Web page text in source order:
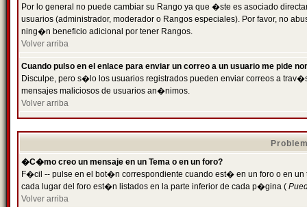
Por lo general no puede cambiar su Rango ya que �ste es asociado
usuarios (administrador, moderador o Rangos especiales). Por favor, no
ning�n beneficio adicional por tener Rangos.
Volver arriba
Cuando pulso en el enlace para enviar un correo a un usuario me pide
Disculpe, pero s�lo los usuarios registrados pueden enviar correos a
mensajes maliciosos de usuarios an�nimos.
Volver arriba
�C�mo creo un mensaje en un Tema o en un foro?
F�cil -- pulse en el bot�n correspondiente cuando est� en un foro o en
cada lugar del foro est�n listados en la parte inferior de cada p�gina (
Volver arriba